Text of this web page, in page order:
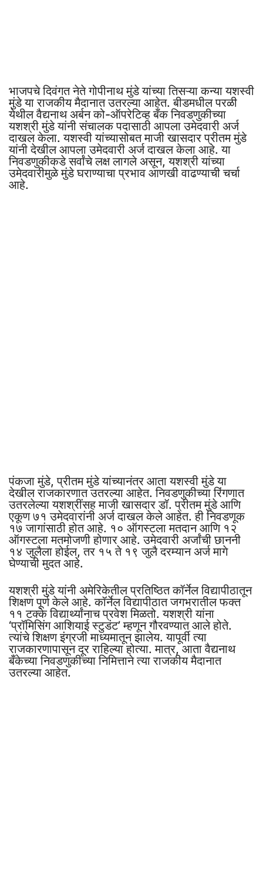
भाजपचे दिवंगत नेते गोपीनाथ मुंडे यांच्या तिसऱ्या कन्या यशस्वी
मुंडे या राजकीय मैदानात उतरल्या आहेत. बीडमधील परळी
येथील वैद्यनाथ अर्बन को-ऑपरेटिव्ह बँक निवडणुकीच्या
यशश्री मुंडे यांनी संचालक पदासाठी आपला उमेदवारी अर्ज
दाखल केला. यशस्वी यांच्यासोबत माजी खासदार प्रीतम मुंडे
यांनी देखील आपला उमेदवारी अर्ज दाखल केला आहे. या
निवडणुकीकडे सर्वांचे लक्ष लागले असून, यशश्री यांच्या
उमेदवारीमुळे मुंडे घराण्याचा प्रभाव आणखी वाढण्याची चर्चा
आहे.
पंकजा मुंडे, प्रीतम मुंडे यांच्यानंतर आता यशस्वी मुंडे या
देखील राजकारणात उतरल्या आहेत. निवडणुकीच्या रिंगणात
उतरलेल्या यशश्रींसह माजी खासदार डॉ. प्रीतम मुंडे आणि
एकूण ७१ उमेदवारांनी अर्ज दाखल केले आहेत. ही निवडणूक
१७ जागांसाठी होत आहे. १० ऑगस्टला मतदान आणि १२
ऑगस्टला मतमोजणी होणार आहे. उमेदवारी अर्जांची छाननी
१४ जुलैला होईल, तर १५ ते १९ जुलै दरम्यान अर्ज मागे
घेण्याची मुदत आहे.
यशश्री मुंडे यांनी अमेरिकेतील प्रतिष्ठित कॉर्नेल विद्यापीठातून
शिक्षण पूर्ण केले आहे. कॉर्नेल विद्यापीठात जगभरातील फक्त
११ टक्के विद्यार्थ्यांनाच प्रवेश मिळतो. यशश्री यांना
‘प्रॉमिसिंग आशियाई स्टुडंट’ म्हणून गौरवण्यात आले होते.
त्यांचे शिक्षण इंग्रजी माध्यमातून झालेय. यापूर्वी त्या
राजकारणापासून दूर राहिल्या होत्या. मात्र, आता वैद्यनाथ
बँकेच्या निवडणुकीच्या निमित्ताने त्या राजकीय मैदानात
उतरल्या आहेत.